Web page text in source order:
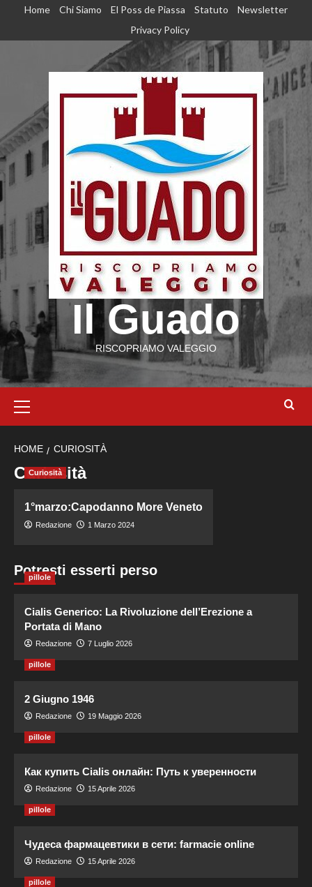
Home Chi Siamo El Poss de Piassa Statuto
Newsletter
Privacy Policy
Il Guado
RISCOPRIAMO VALEGGIO
HOME CURIOSITÀ
Curiosità
Curiosità
1°marzo:Capodanno More Veneto
Redazione 1 Marzo 2024
Potresti esserti perso
pillole
Cialis Generico: La Rivoluzione dell’Erezione a
Portata di Mano
Redazione 7 Luglio 2026
pillole
2 Giugno 1946
Redazione 19 Maggio 2026
pillole
Как купить Cialis онлайн: Путь к уверенности
Redazione 15 Aprile 2026
pillole
Чудеса фармацевтики в сети: farmacie online
Redazione 15 Aprile 2026
pillole